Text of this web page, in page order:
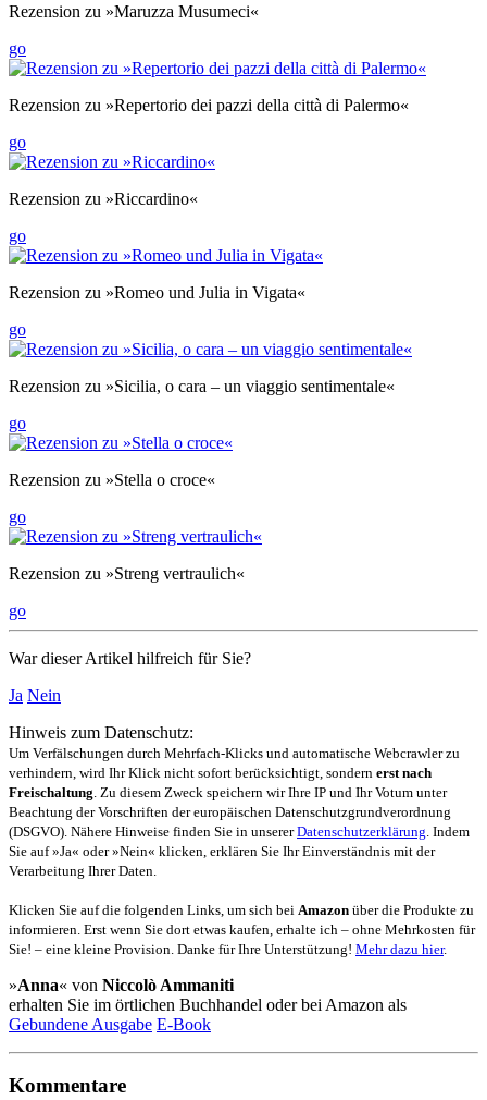
Rezension zu »Maruzza Musumeci«
go
Rezension zu »Repertorio dei pazzi della città di Palermo«
go
Rezension zu »Riccardino«
go
Rezension zu »Romeo und Julia in Vigata«
go
Rezension zu »Sicilia, o cara – un viaggio sentimentale«
go
Rezension zu »Stella o croce«
go
Rezension zu »Streng vertraulich«
go
War dieser Artikel hilfreich für Sie?
Ja Nein
Hinweis zum Datenschutz:
Um Verfälschungen durch Mehrfach-Klicks und automatische Webcrawler zu
verhindern, wird Ihr Klick nicht sofort berücksichtigt, sondern erst nach
Freischaltung . Zu diesem Zweck speichern wir Ihre IP und Ihr Votum unter
Beachtung der Vorschriften der europäischen Datenschutzgrundverordnung
(DSGVO). Nähere Hinweise finden Sie in unsererDatenschutzerklärung . Indem
Sie auf »Ja« oder »Nein« klicken, erklären Sie Ihr Einverständnis mit der
Verarbeitung Ihrer Daten.
Klicken Sie auf die folgenden Links, um sich bei Amazon über die Produkte zu
informieren. Erst wenn Sie dort etwas kaufen, erhalte ich – ohne Mehrkosten für
Sie! – eine kleine Provision. Danke für Ihre Unterstützung! Mehr dazu hier.
»Anna« von Niccolò Ammaniti
erhalten Sie im örtlichen Buchhandel oder bei Amazon als
Gebundene Ausgabe E-Book
Kommentare